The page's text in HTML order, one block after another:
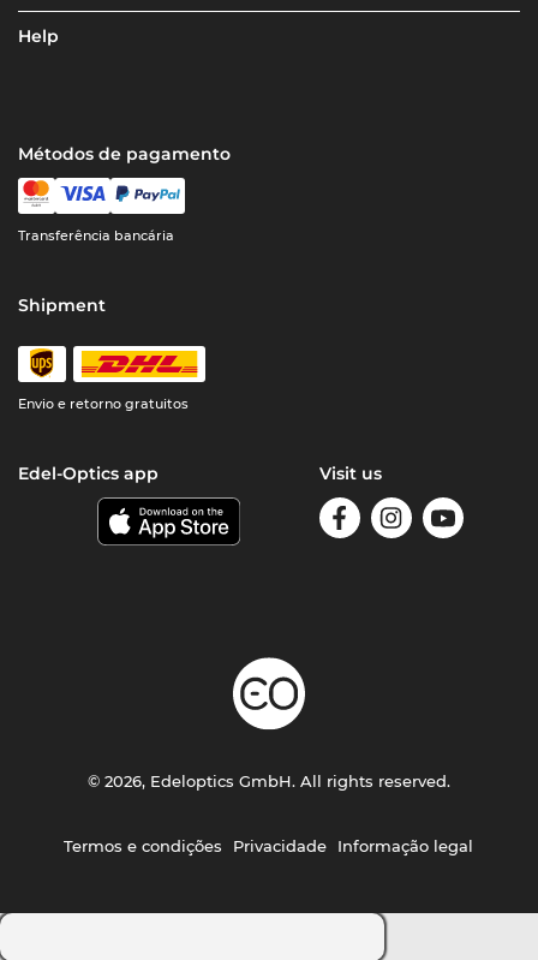
Help
Métodos de pagamento
Transferência bancária
Shipment
Envio e retorno gratuitos
Edel-Optics app Visit us
Termos e condições Privacidade Informação legal
© 2026, Edeloptics GmbH. All rights reserved.